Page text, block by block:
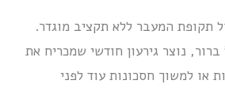
תקופת המעבר ללא תקציב מוגדר.
נוצר גירעון חודשי שמכריח את
או למשוך חסכונות עוד לפני